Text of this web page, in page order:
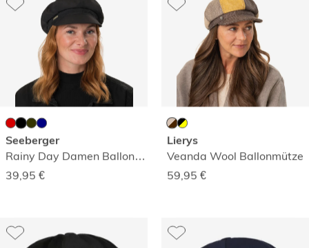
Seeberger
Rainy Day Damen Ballonmütze
39,95 €
Lierys
Veanda Wool Ballonmütze
59,95 €